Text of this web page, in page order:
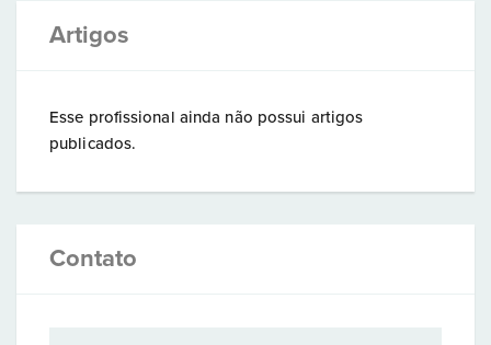
Artigos
Esse profissional ainda não possui artigos
publicados.
Contato